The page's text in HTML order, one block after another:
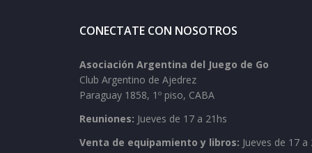
CONECTATE CON NOSOTROS
Asociación Argentina del Juego de Go
Club Argentino de Ajedrez
Paraguay 1858, 1º piso, CABA
Reuniones: Jueves de 17 a 21hs
Venta de equipamiento y libros: Jueves de 17